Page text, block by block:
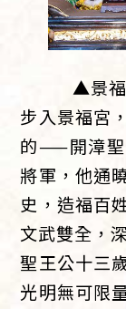
▲景福
步入景福宮
的——開漳聖
將軍，他通
史，造福百
文武雙全，
聖王公十三
光明無可限